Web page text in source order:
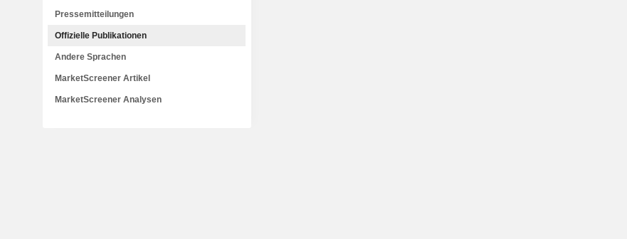
Pressemitteilungen
Offizielle Publikationen
Andere Sprachen
MarketScreener Artikel
MarketScreener Analysen